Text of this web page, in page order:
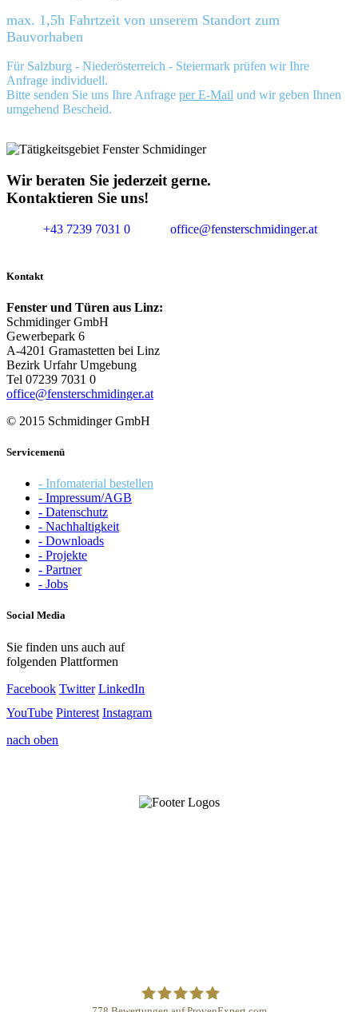
max. 1,5h Fahrtzeit von unserem Standort zum
Bauvorhaben
Für Salzburg - Niederösterreich - Steiermark prüfen wir Ihre
Anfrage individuell.
Bitte senden Sie uns Ihre Anfrage per E-Mail und wir geben Ihnen
umgehend Bescheid.
Wir beraten Sie jederzeit gerne.
Kontaktieren Sie uns!
+43 7239 7031 0 office@fensterschmidinger.at
Kontakt
Fenster und Türen aus Linz:
Schmidinger GmbH
Gewerbepark 6
A-4201 Gramastetten bei Linz
Bezirk Urfahr Umgebung
Tel 07239 7031 0
office@fensterschmidinger.at
© 2015 Schmidinger GmbH
Servicemenü
- Infomaterial bestellen
- Impressum/AGB
- Datenschutz
- Nachhaltigkeit
- Downloads
- Projekte
- Partner
- Jobs
Social Media
Sie finden uns auch auf
folgenden Plattformen
Facebook Twitter LinkedIn
YouTube Pinterest Instagram
nach oben